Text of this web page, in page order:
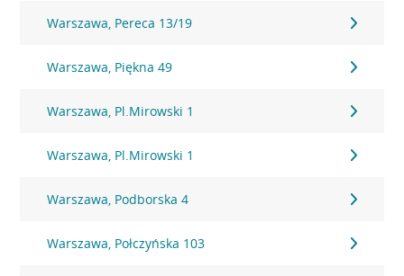
Warszawa, Pereca 13/19
Warszawa, Piękna 49
Warszawa, Pl.Mirowski 1
Warszawa, Pl.Mirowski 1
Warszawa, Podborska 4
Warszawa, Połczyńska 103